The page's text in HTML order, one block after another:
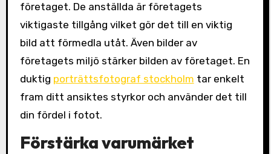
företaget. De anställda är företagets
viktigaste tillgång vilket gör det till en viktig
bild att förmedla utåt. Även bilder av
företagets miljö stärker bilden av företaget. En
duktig porträttsfotograf stockholm tar enkelt
fram ditt ansiktes styrkor och använder det till
din fördel i fotot.
Förstärka varumärket